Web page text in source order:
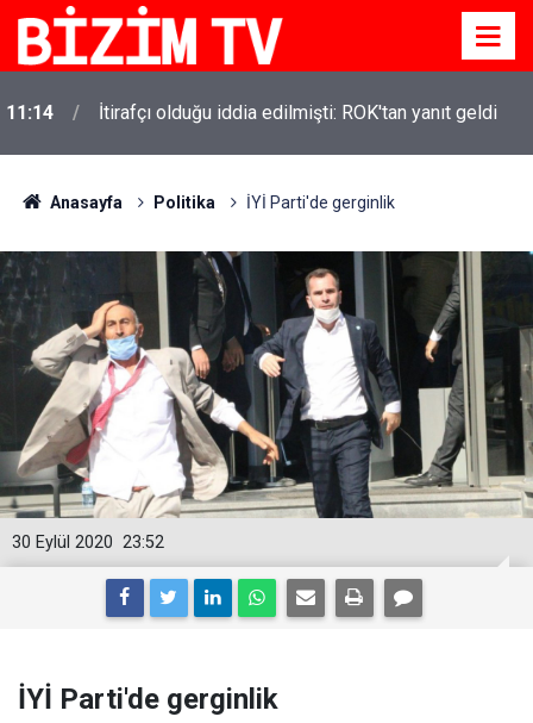
11:10
Yusuf Tekin açıkladı: YKS değişecek mi?
Anasayfa Politika İYİ Parti'de gerginlik
23:52
30 Eylül 2020
İYİ Parti'de gerginlik